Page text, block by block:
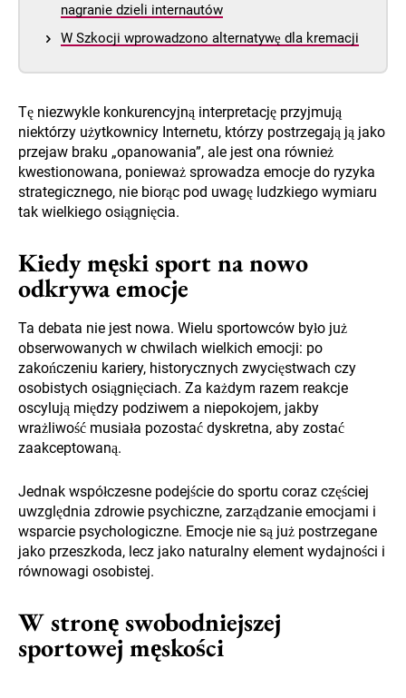
nagranie dzieli internautów
W Szkocji wprowadzono alternatywę dla kremacji
Tę niezwykle konkurencyjną interpretację przyjmują
niektórzy użytkownicy Internetu, którzy postrzegają ją jako
przejaw braku „opanowania”, ale jest ona również
kwestionowana, ponieważ sprowadza emocje do ryzyka
strategicznego, nie biorąc pod uwagę ludzkiego wymiaru
tak wielkiego osiągnięcia.
Kiedy męski sport na nowo
odkrywa emocje
Ta debata nie jest nowa. Wielu sportowców było już
obserwowanych w chwilach wielkich emocji: po
zakończeniu kariery, historycznych zwycięstwach czy
osobistych osiągnięciach. Za każdym razem reakcje
oscylują między podziwem a niepokojem, jakby
wrażliwość musiała pozostać dyskretna, aby zostać
zaakceptowaną.
Jednak współczesne podejście do sportu coraz częściej
uwzględnia zdrowie psychiczne, zarządzanie emocjami i
wsparcie psychologiczne. Emocje nie są już postrzegane
jako przeszkoda, lecz jako naturalny element wydajności i
równowagi osobistej.
W stronę swobodniejszej
sportowej męskości